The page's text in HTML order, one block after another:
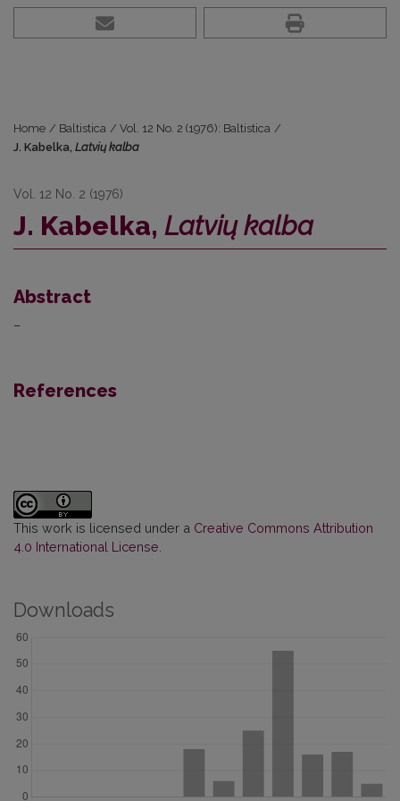
Home / Baltistica / Vol. 12 No. 2 (1976): Baltistica /
J. Kabelka, Latvių kalba
Vol. 12 No. 2 (1976)
J. Kabelka, Latvių kalba
Abstract
–
References
This work is licensed under a Creative Commons Attribution
4.0 International License
Downloads